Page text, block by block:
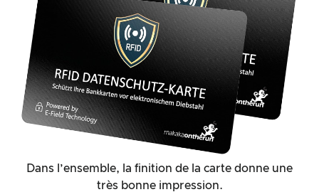
Dans l’ensemble, la finition de la carte donne une
très bonne impression.